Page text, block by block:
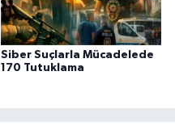
Siber Suçlarla Mücadelede
170 Tutuklama